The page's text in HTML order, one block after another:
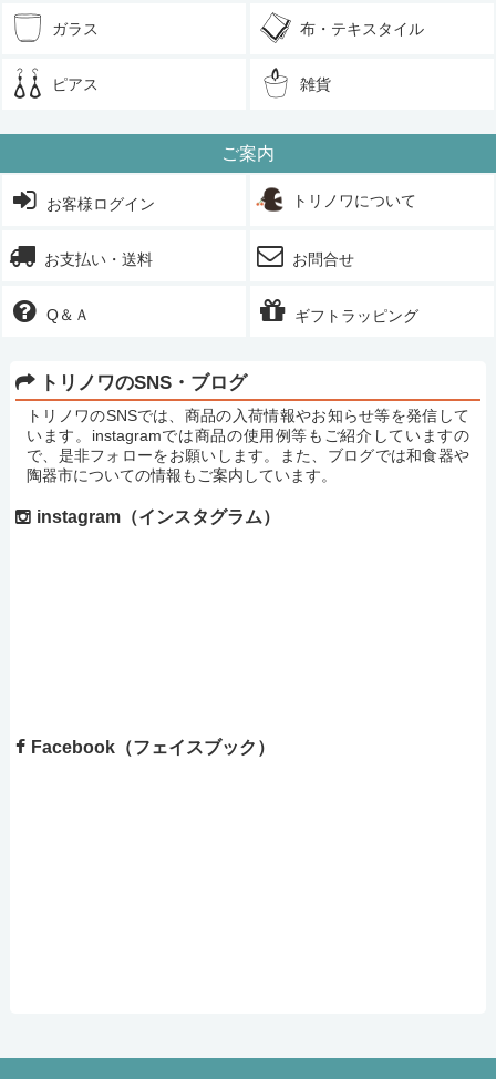
ガラス 布・テキスタイル
ピアス 雑貨
ご案内
お客様ログイン トリノワについて
お支払い・送料 お問合せ
Q＆Ａ ギフトラッピング
トリノワのSNS・ブログ
トリノワのSNSでは、商品の入荷情報やお知らせ等を発信して
います。instagramでは商品の使用例等もご紹介していますの
で、是非フォローをお願いします。また、ブログでは和食器や
陶器市についての情報もご案内しています。
instagram（インスタグラム）
Facebook（フェイスブック）